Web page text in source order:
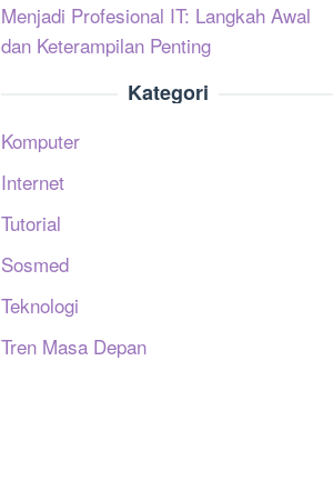
Menjadi Profesional IT: Langkah Awal
dan Keterampilan Penting
Kategori
Komputer
Internet
Tutorial
Sosmed
Teknologi
Tren Masa Depan